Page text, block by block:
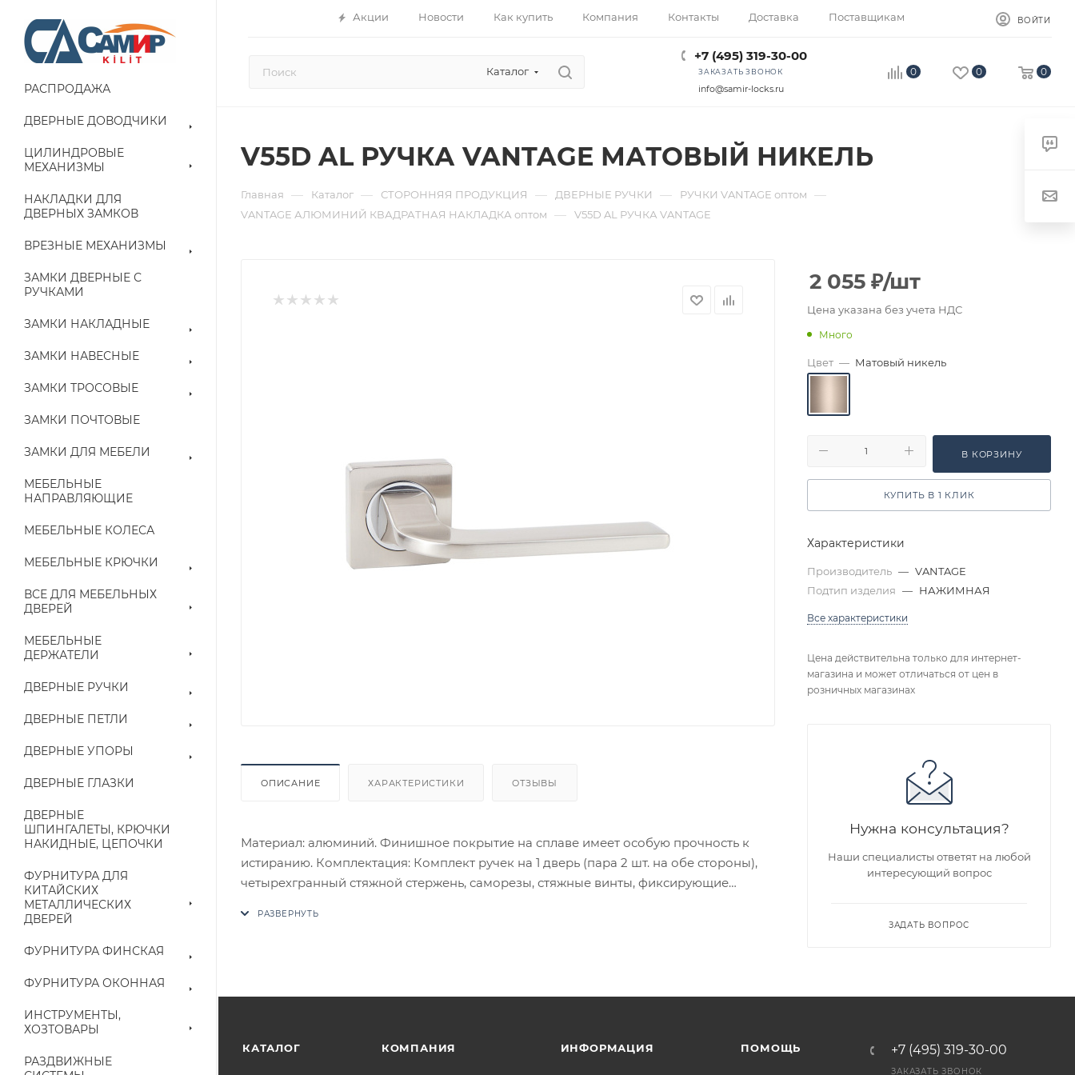
Акции Новости Как купить Компания Контакты Доставка Поставщикам ВОЙТИ
Каталог
+7 (495) 319-30-00
ЗАКАЗАТЬ ЗВОНОК
info@samir-locks.ru
0 0 0
РАСПРОДАЖА
ДВЕРНЫЕ ДОВОДЧИКИ
ЦИЛИНДРОВЫЕ
МЕХАНИЗМЫ
НАКЛАДКИ ДЛЯ
ДВЕРНЫХ ЗАМКОВ
ВРЕЗНЫЕ МЕХАНИЗМЫ
ЗАМКИ ДВЕРНЫЕ С
РУЧКАМИ
ЗАМКИ НАКЛАДНЫЕ
ЗАМКИ НАВЕСНЫЕ
ЗАМКИ ТРОСОВЫЕ
ЗАМКИ ПОЧТОВЫЕ
ЗАМКИ ДЛЯ МЕБЕЛИ
МЕБЕЛЬНЫЕ
НАПРАВЛЯЮЩИЕ
МЕБЕЛЬНЫЕ КОЛЕСА
МЕБЕЛЬНЫЕ КРЮЧКИ
ВСЕ ДЛЯ МЕБЕЛЬНЫХ
ДВЕРЕЙ
МЕБЕЛЬНЫЕ
ДЕРЖАТЕЛИ
ДВЕРНЫЕ РУЧКИ
ДВЕРНЫЕ ПЕТЛИ
ДВЕРНЫЕ УПОРЫ
ДВЕРНЫЕ ГЛАЗКИ
ДВЕРНЫЕ
ШПИНГАЛЕТЫ, КРЮЧКИ
НАКИДНЫЕ, ЦЕПОЧКИ
ФУРНИТУРА ДЛЯ
КИТАЙСКИХ
МЕТАЛЛИЧЕСКИХ
ДВЕРЕЙ
ФУРНИТУРА ФИНСКАЯ
ФУРНИТУРА ОКОННАЯ
ИНСТРУМЕНТЫ,
ХОЗТОВАРЫ
РАЗДВИЖНЫЕ
V55D AL РУЧКА VANTAGE МАТОВЫЙ НИКЕЛЬ
Главная — Каталог — СТОРОННЯЯ ПРОДУКЦИЯ — ДВЕРНЫЕ РУЧКИ — РУЧКИ VANTAGE оптом —
VANTAGE АЛЮМИНИЙ КВАДРАТНАЯ НАКЛАДКА оптом — V55D AL РУЧКА VANTAGE
ОПИСАНИЕ ХАРАКТЕРИСТИКИ ОТЗЫВЫ
Материал: алюминий. Финишное покрытие на сплаве имеет особую прочность к
истиранию. Комплектация: Комплект ручек на 1 дверь (пара 2 шт. на обе стороны),
четырехгранный стяжной стержень, саморезы, стяжные винты, фиксирующие
Конечная цена будет отображена в высланном счете после проверки товара на
2 055 ₽/шт
Цена указана без учета НДС
Много
Цвет — Матовый никель
В КОРЗИНУ
КУПИТЬ В 1 КЛИК
Характеристики
Производитель — VANTAGE
Подтип изделия — НАЖИМНАЯ
Все характеристики
Цена действительна только для интернет-
магазина и может отличаться от цен в
розничных магазинах
Нужна консультация?
Наши специалисты ответят на любой
интересующий вопрос
ЗАДАТЬ ВОПРОС
КАТАЛОГ КОМПАНИЯ ИНФОРМАЦИЯ ПОМОЩЬ +7 (495) 319-30-00
ЗАКАЗАТЬ ЗВОНОК